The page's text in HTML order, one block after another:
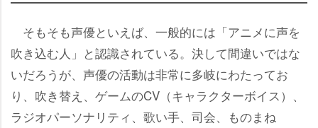
そもそも声優といえば、一般的には「アニメに声を
吹き込む人」と認識されている。決して間違いではな
いだろうが、声優の活動は非常に多岐にわたってお
り、吹き替え、ゲームのCV（キャラクターボイス）、
ラジオパーソナリティ、歌い手、司会、ものまね